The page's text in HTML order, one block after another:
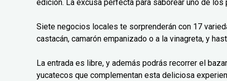
edición. La excusa perfecta para saborear uno de
Siete negocios locales te sorprenderán con 17
castacán, camarón empanizado o a la vinagreta, y
La entrada es libre, y además podrás recorrer el
yucatecos que complementan esta deliciosa